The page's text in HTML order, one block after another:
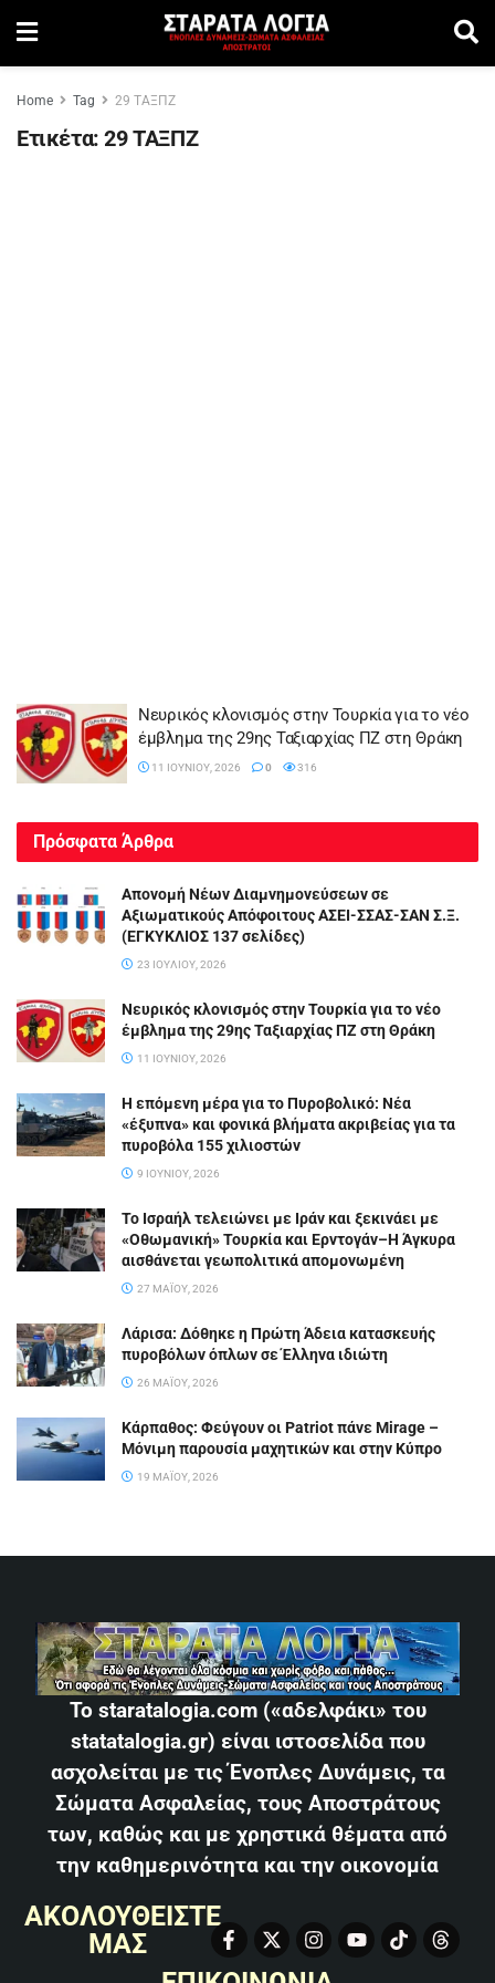
Home Tag 29 ΤΑΞΠΖ
Ετικέτα:29 ΤΑΞΠΖ
Νευρικός κλονισμός στην Τουρκία για το νέο
έμβλημα της 29ης Ταξιαρχίας ΠΖ στη Θράκη
11 ΙΟΥΝΊΟΥ, 2026 0 316
Πρόσφατα Άρθρα
Απονομή Νέων Διαμνημονεύσεων σε
Αξιωματικούς Απόφοιτους ΑΣΕΙ-ΣΣΑΣ-ΣΑΝ Σ.Ξ.
(ΕΓΚΥΚΛΙΟΣ 137 σελίδες)
23 ΙΟΥΛΊΟΥ, 2026
Νευρικός κλονισμός στην Τουρκία για το νέο
έμβλημα της 29ης Ταξιαρχίας ΠΖ στη Θράκη
11 ΙΟΥΝΊΟΥ, 2026
Η επόμενη μέρα για το Πυροβολικό: Νέα
«έξυπνα» και φονικά βλήματα ακριβείας για τα
πυροβόλα 155 χιλιοστών
9 ΙΟΥΝΊΟΥ, 2026
Το Ισραήλ τελειώνει με Ιράν και ξεκινάει με
«Οθωμανική» Τουρκία και Ερντογάν–Η Άγκυρα
αισθάνεται γεωπολιτικά απομονωμένη
27 ΜΑΪ́ΟΥ, 2026
Λάρισα: Δόθηκε η Πρώτη Άδεια κατασκευής
πυροβόλων όπλων σε Έλληνα ιδιώτη
26 ΜΑΪ́ΟΥ, 2026
Κάρπαθος: Φεύγουν οι Patriot πάνε Mirage –
Μόνιμη παρουσία μαχητικών και στην Κύπρο
19 ΜΑΪ́ΟΥ, 2026
Το staratalogia.com («αδελφάκι» του
statatalogia.gr) είναι ιστοσελίδα που
ασχολείται με τις Ένοπλες Δυνάμεις, τα
Σώματα Ασφαλείας, τους Αποστράτους
των, καθώς και με χρηστικά θέματα από
την καθημερινότητα και την οικονομία
ΑΚΟΛΟΥΘΕΙΣΤΕ
ΜΑΣ